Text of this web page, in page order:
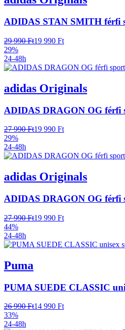
ADIDAS STAN SMITH férfi
29 990 Ft19 990 Ft
29%
24-48h
adidas Originals
ADIDAS DRAGON OG férfi
27 990 Ft19 990 Ft
29%
24-48h
adidas Originals
ADIDAS DRAGON OG férfi
27 990 Ft19 990 Ft
44%
24-48h
Puma
PUMA SUEDE CLASSIC
26 990 Ft14 990 Ft
33%
24-48h